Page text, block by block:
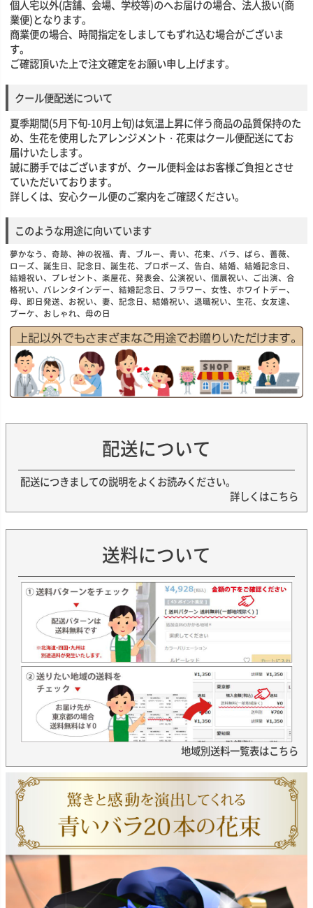
個人宅以外(店舗、会場、学校等)のへお届けの場合、法人扱い(商
業便)となります。
商業便の場合、時間指定をしましてもずれ込む場合がございま
す。
ご確認頂いた上で注文確定をお願い申し上げます。
クール便配送について
夏季期間(5月下旬-10月上旬)は気温上昇に伴う商品の品質保持のた
め、生花を使用したアレンジメント・花束はクール便配送にてお
届けいたします。
誠に勝手ではございますが、クール便料金はお客様ご負担とさせ
ていただいております。
詳しくは、安心クール便のご案内をご確認ください。
このような用途に向いています
夢かなう、奇跡、神の祝福、青、ブルー、青い、花束、バラ、ばら、薔薇、
ローズ、誕生日、記念日、誕生花、プロポーズ、告白、結婚、結婚記念日、
結婚祝い、プレゼント、楽屋花、発表会、公演祝い、個展祝い、ご出演、合
格祝い、バレンタインデー、結婚記念日、フラワー、女性、ホワイトデー、
母、即日発送、お祝い、妻、記念日、結婚祝い、退職祝い、生花、女友達、
ブーケ、おしゃれ、母の日
配送について
配送につきましての説明をよくお読みください。
詳しくはこちら
送料について
地域別送料一覧表はこちら